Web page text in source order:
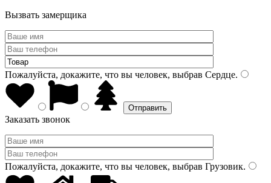
Вызвать замерщика
Пожалуйста, докажите, что вы человек, выбрав Сердце.
Заказать звонок
Пожалуйста, докажите, что вы человек, выбрав Грузовик.